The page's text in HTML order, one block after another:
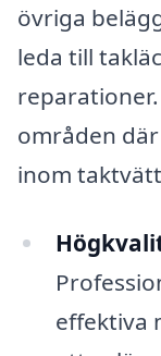
övriga
leda till
områden
inom
effektiva